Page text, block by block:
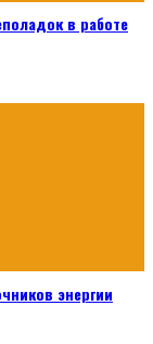
в работе
энергии